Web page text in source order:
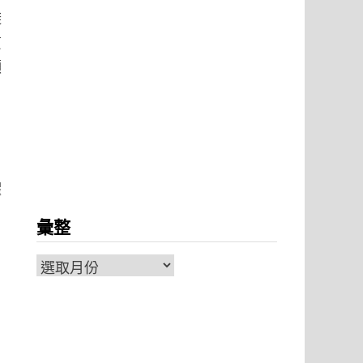
彙整
彙